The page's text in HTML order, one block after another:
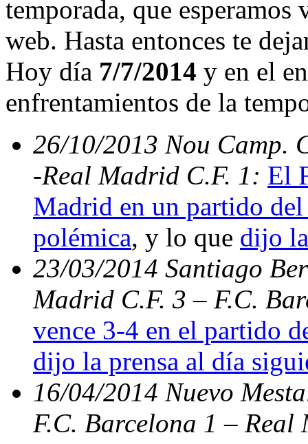
temporada, que esperamos
web. Hasta entonces te
Hoy día 7/7/2014 y en el
enfrentamientos de la
26/10/2013 Nou Camp.
-Real Madrid C.F. 1: El
Madrid en un partido
polémica, y lo que dijo
23/03/2014 Santiago
Madrid C.F. 3 – F.C.
vence 3-4 en el partido
dijo la prensa al día
16/04/2014 Nuevo
F.C. Barcelona 1 –